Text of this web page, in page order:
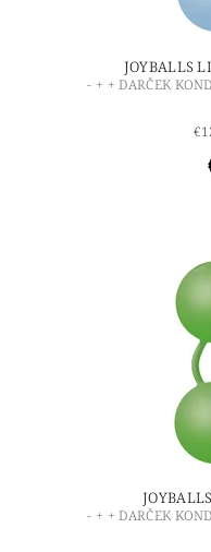
JOYBALLS
- + + DARČEK
- + + DARČEK